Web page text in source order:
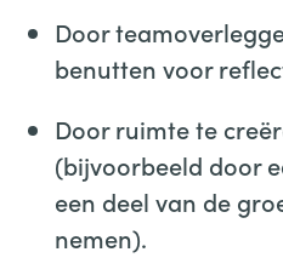
Door
benutten voor
Door ruimte te
(bijvoorbeeld door
een deel van de
nemen).